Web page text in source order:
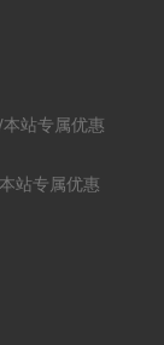
站专属优惠
站专属优惠